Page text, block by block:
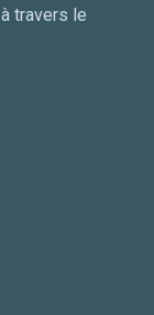
travers le